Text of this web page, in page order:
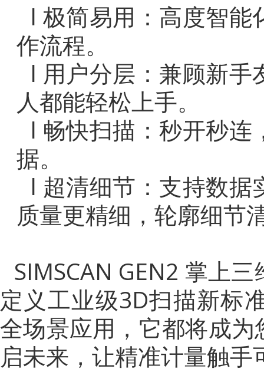
l 极简易用：高度智能
作流程。
l 用户分层：兼顾新
人都能轻松上手。
l 畅快扫描：秒开秒
据。
l 超清细节：支持数
质量更精细，轮廓细节
SIMSCAN GEN2 掌上
定义工业级3D扫描新标
全场景应用，它都将成
启未来，让精准计量触手